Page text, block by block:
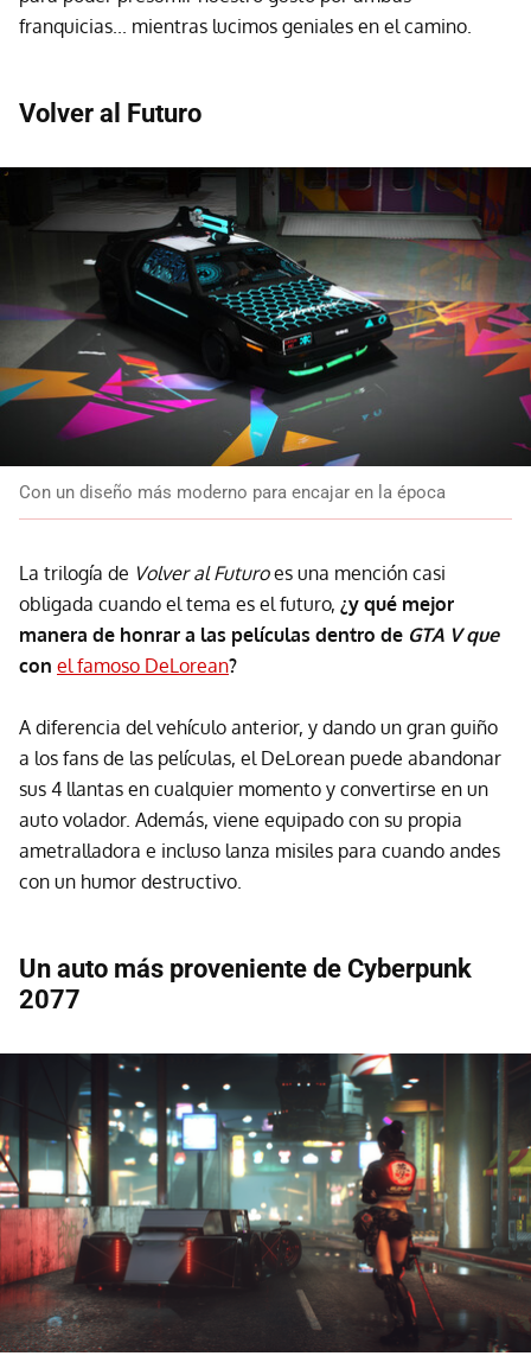
franquicias... mientras lucimos geniales en el camino.
Volver al Futuro
Con un diseño más moderno para encajar en la época
La trilogía de Volver al Futuroes una mención casi
obligada cuando el tema es el futuro, ¿y qué mejor
manera de honrar a las películas dentro de GTA V que
con el famoso DeLorean?
A diferencia del vehículo anterior, y dando un gran guiño
a los fans de las películas, el DeLorean puede abandonar
sus 4 llantas en cualquier momento y convertirse en un
auto volador. Además, viene equipado con su propia
ametralladora e incluso lanza misiles para cuando andes
con un humor destructivo.
Un auto más proveniente de Cyberpunk
2077